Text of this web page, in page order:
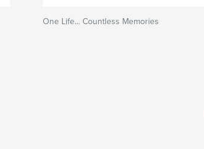
One Life... Countless Memories